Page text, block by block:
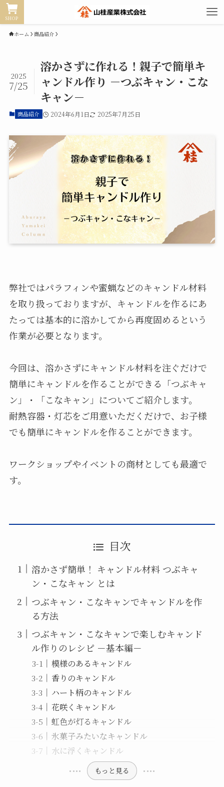
SHOP
ホーム 商品紹介
溶かさずに作れる！親子で簡単キ
ャンドル作り －つぶキャン・こな
キャン－
2025
7/25
商品紹介 2024年6月1日 2025年7月25日
弊社ではパラフィンや蜜蝋などのキャンドル材料
を取り扱っておりますが、キャンドルを作るにあ
たっては基本的に溶かしてから再度固めるという
作業が必要となります。
今回は、溶かさずにキャンドル材料を注ぐだけで
簡単にキャンドルを作ることができる「つぶキャ
ン」・「こなキャン」についてご紹介します。
耐熱容器・灯芯をご用意いただくだけで、お子様
でも簡単にキャンドルを作ることができます。
ワークショップやイベントの商材としても最適で
す。
目次
溶かさず簡単！ キャンドル材料 つぶキャ
ン・こなキャン とは
つぶキャン・こなキャンでキャンドルを作
る方法
つぶキャン・こなキャンで楽しむキャンド
ル作りのレシピ －基本編－
模様のあるキャンドル
香りのキャンドル
ハート柄のキャンドル
花咲くキャンドル
虹色が灯るキャンドル
氷菓子みたいなキャンドル
水に浮くキャンドル
もっと見る